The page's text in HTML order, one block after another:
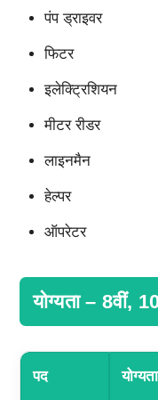
पंप ड्राइवर
फिटर
इलेक्ट्रिशियन
मीटर रीडर
लाइनमैन
हेल्पर
ऑपरेटर
योग्यता – 8वीं,
पद योग्यता